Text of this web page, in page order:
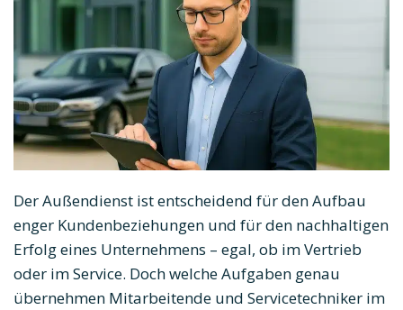
Der Außendienst ist entscheidend für den Aufbau
enger Kundenbeziehungen und für den nachhaltigen
Erfolg eines Unternehmens – egal, ob im Vertrieb
oder im Service. Doch welche Aufgaben genau
übernehmen Mitarbeitende und Servicetechniker im